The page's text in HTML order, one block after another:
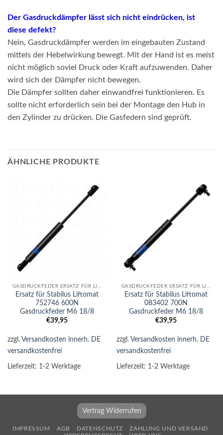
Der Gasdruckdämpfer lässt sich nicht eindrücken, ist
diese defekt?
Nein, Gasdruckdämpfer werden im eingebauten Zustand
mittels der Hebelwirkung bewegt. Mit der Hand ist es meist
nicht möglich soviel Druck oder Kraft aufzuwenden. Daher
wird sich der Dämpfer nicht bewegen.
Die Dämpfer sollten daher einwandfrei funktionieren. Es
sollte nicht erforderlich sein bei der Montage den Hub in
den Zylinder zu drücken. Die Gasfedern sind geprüft.
ÄHNLICHE PRODUKTE
GASDRUCKFEDER ERSATZ FÜR LIFTOMAT
Ersatz für Stabilus Liftomat
752746 600N
Gasdruckfeder M6 18/8
€39,95
zzgl. Versandkosten innerh. DE
versandkostenfrei
Lieferzeit: 1-2 Werktage
GASDRUCKFEDER ERSATZ FÜR LIFTOMAT
Ersatz für Stabilus Liftomat
083402 700N
Gasdruckfeder M6 18/8
€39,95
zzgl. Versandkosten innerh. DE
versandkostenfrei
Lieferzeit: 1-2 Werktage
Vertrag Widerrufen
IMPRESSUM AGB DATENSCHUTZ
ZAHLUNG UND VERSAND